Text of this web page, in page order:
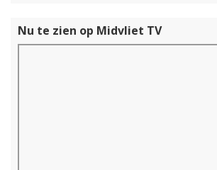
Nu te zien op Midvliet TV